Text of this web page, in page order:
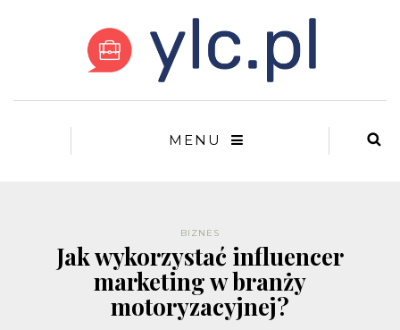
MENU
BIZNES
Jak wykorzystać influencer
marketing w branży
motoryzacyjnej?